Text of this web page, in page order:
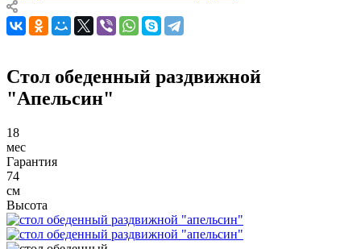
Стол обеденный раздвижной
"Апельсин"
18
мес
Гарантия
74
см
Высота